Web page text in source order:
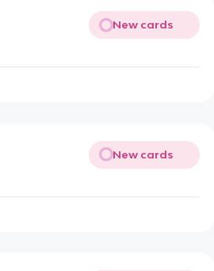
New cards
New cards